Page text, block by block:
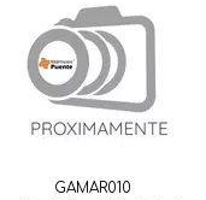
GAMAR010